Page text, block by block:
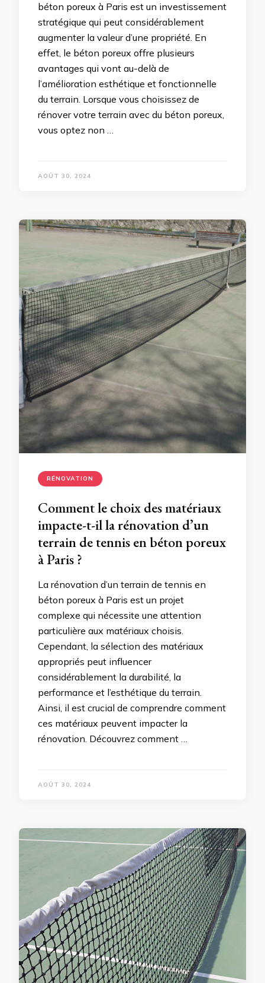
béton poreux à Paris est un investissement
stratégique qui peut considérablement
augmenter la valeur d’une propriété. En
effet, le béton poreux offre plusieurs
avantages qui vont au-delà de
l’amélioration esthétique et fonctionnelle
du terrain. Lorsque vous choisissez de
rénover votre terrain avec du béton poreux,
vous optez non …
AOÛT 30, 2024
RÉNOVATION
Comment le choix des matériaux
impacte-t-il la rénovation d’un
terrain de tennis en béton poreux
à Paris ?
La rénovation d’un terrain de tennis en
béton poreux à Paris est un projet
complexe qui nécessite une attention
particulière aux matériaux choisis.
Cependant, la sélection des matériaux
appropriés peut influencer
considérablement la durabilité, la
performance et l’esthétique du terrain.
Ainsi, il est crucial de comprendre comment
ces matériaux peuvent impacter la
rénovation. Découvrez comment …
AOÛT 30, 2024